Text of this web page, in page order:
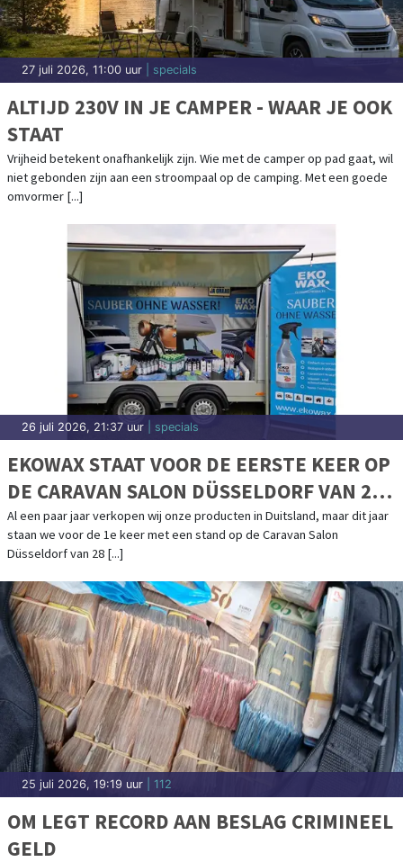
27 juli 2026, 11:00 uur | specials
ALTIJD 230V IN JE CAMPER - WAAR JE OOK
STAAT
Vrijheid betekent onafhankelijk zijn. Wie met de camper op pad gaat, wil
niet gebonden zijn aan een stroompaal op de camping. Met een goede
omvormer [...]
26 juli 2026, 21:37 uur | specials
EKOWAX STAAT VOOR DE EERSTE KEER OP
DE CARAVAN SALON DÜSSELDORF VAN 28
AUGUSTUS T/M 6 SEPTEMBER
Al een paar jaar verkopen wij onze producten in Duitsland, maar dit jaar
staan we voor de 1e keer met een stand op de Caravan Salon
Düsseldorf van 28 [...]
25 juli 2026, 19:19 uur | 112
OM LEGT RECORD AAN BESLAG CRIMINEEL
GELD